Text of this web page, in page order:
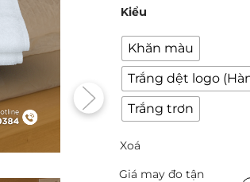
Kiểu
Khăn màu
Trắng dệt logo
Trắng trơn
Xoá
Giá may đo tận